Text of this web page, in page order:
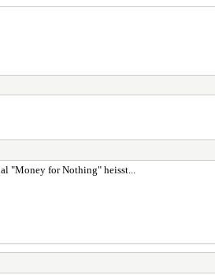
"Money for Nothing" heisst...